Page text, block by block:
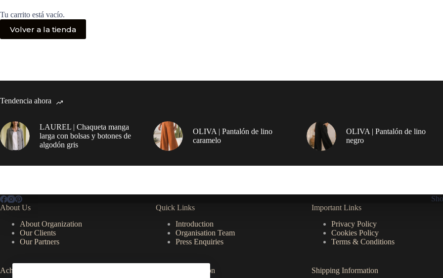
Tu carrito está vacío.
Volver a la tienda
Tendencia ahora
LAUREL | Chaqueta manga
larga con bolsas y botones de
algodón gris
OLIVA | Pantalón de lino
caramelo
OLIVA | Pantalón de lino
negro
About Us
About Organization
Our Clients
Our Partners
Achievements
Quick Links
Introduction
Organisation Team
Press Enquiries
Useful Information
Important Links
Privacy Policy
Cookies Policy
Terms & Conditions
Shipping Information